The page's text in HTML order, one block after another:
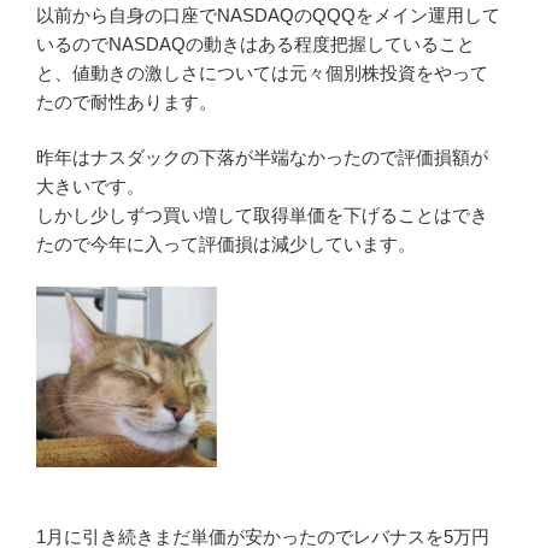
以前から自身の口座でNASDAQのQQQをメイン運用して
いるのでNASDAQの動きはある程度把握していること
と、値動きの激しさについては元々個別株投資をやって
たので耐性あります。
昨年はナスダックの下落が半端なかったので評価損額が
大きいです。
しかし少しずつ買い増して取得単価を下げることはでき
たので今年に入って評価損は減少しています。
1月に引き続きまだ単価が安かったのでレバナスを5万円